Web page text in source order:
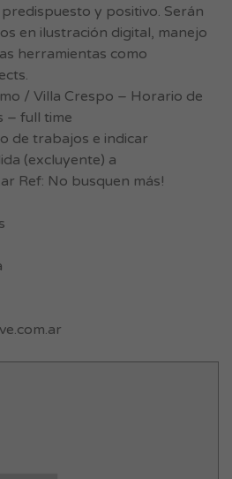
y positivo. Serán
en ilustración digital, manejo
herramientas como
/ Villa Crespo – Horario de
– full time
de trabajos e indicar
(excluyente) a
Ref: No busquen más!